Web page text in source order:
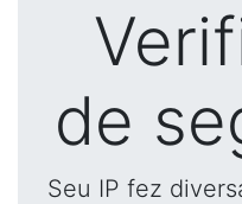
de
Seu IP fez